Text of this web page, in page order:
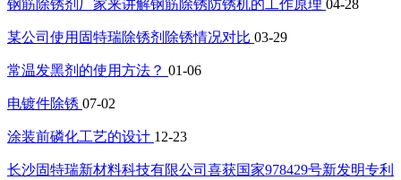
钢筋除锈剂厂家来讲解钢筋除锈防锈机的工作原理 04-28
某公司使用固特瑞除锈剂除锈情况对比 03-29
常温发黑剂的使用方法？ 01-06
电镀件除锈 07-02
涂装前磷化工艺的设计 12-23
长沙固特瑞新材料科技有限公司喜获国家978429号新发明专利